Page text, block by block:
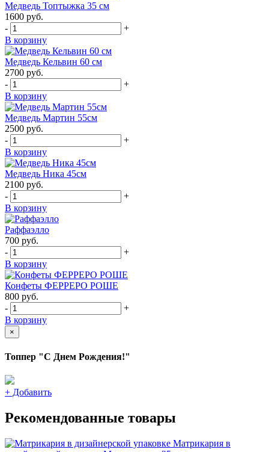
Медведь Топтыжка 35 см
1600 руб.
-
+
В корзину
Медведь Кельвин 60 см
2700 руб.
-
+
В корзину
Медведь Мартин 55см
2500 руб.
-
+
В корзину
Медведь Ника 45см
2100 руб.
-
+
В корзину
Раффаэлло
700 руб.
-
+
В корзину
Конфеты ФЕРРЕРО РОШЕ
800 руб.
-
+
В корзину
×
Топпер "С Днем Рождения!"
+ Добавить
Рекомендованные товары
Матрикария в